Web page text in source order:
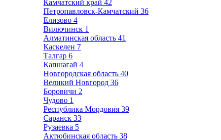
Камчатский край 42
Петропавловск-Камчатский 36
Елизово 4
Вилючинск 1
Алматинская область 41
Каскелен 7
Талгар 6
Капшагай 4
Новгородская область 40
Великий Новгород 36
Боровичи 2
Чудово 1
Республика Мордовия 39
Саранск 33
Рузаевка 5
Актюбинская область 38